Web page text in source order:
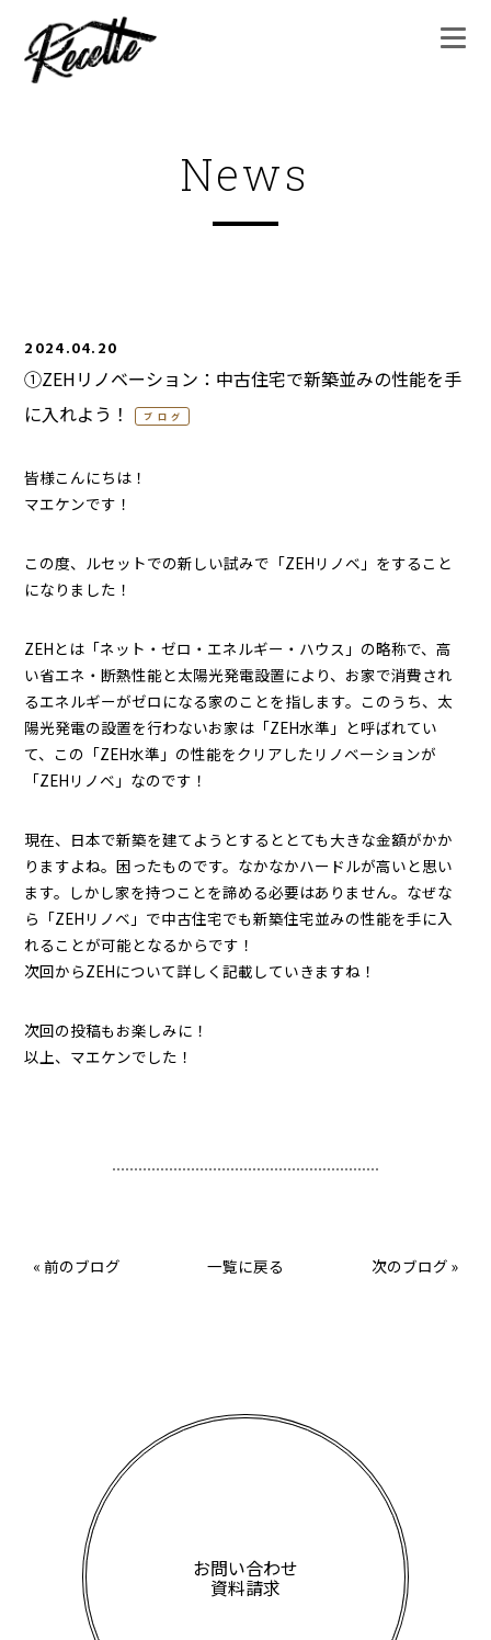
News
2024.04.20
①ZEHリノベーション：中古住宅で新築並みの性能を手
に入れよう！
ブログ
皆様こんにちは！
マエケンです！
この度、ルセットでの新しい試みで「ZEHリノベ」をすること
になりました！
ZEHとは「ネット・ゼロ・エネルギー・ハウス」の略称で、高
い省エネ・断熱性能と太陽光発電設置により、お家で消費され
るエネルギーがゼロになる家のことを指します。このうち、太
陽光発電の設置を行わないお家は「ZEH水準」と呼ばれてい
て、この「ZEH水準」の性能をクリアしたリノベーションが
「ZEHリノベ」なのです！
現在、日本で新築を建てようとするととても大きな金額がかか
りますよね。困ったものです。なかなかハードルが高いと思い
ます。しかし家を持つことを諦める必要はありません。なぜな
ら「ZEHリノベ」で中古住宅でも新築住宅並みの性能を手に入
れることが可能となるからです！
次回からZEHについて詳しく記載していきますね！
次回の投稿もお楽しみに！
以上、マエケンでした！
« 前のブログ 一覧に戻る 次のブログ »
お問い合わせ
資料請求